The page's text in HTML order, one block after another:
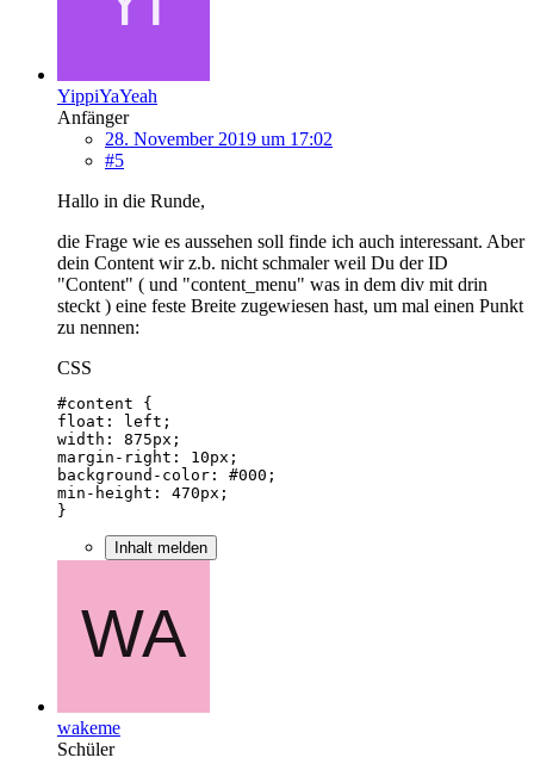
YippiYaYeah
Anfänger
28. November 2019 um 17:02
#5
Hallo in die Runde,
die Frage wie es aussehen soll finde ich auch interessant. Aber
dein Content wir z.b. nicht schmaler weil Du der ID
"Content" ( und "content_menu" was in dem div mit drin
steckt ) eine feste Breite zugewiesen hast, um mal einen Punkt
zu nennen:
CSS
}
Inhalt melden
wakeme
Schüler